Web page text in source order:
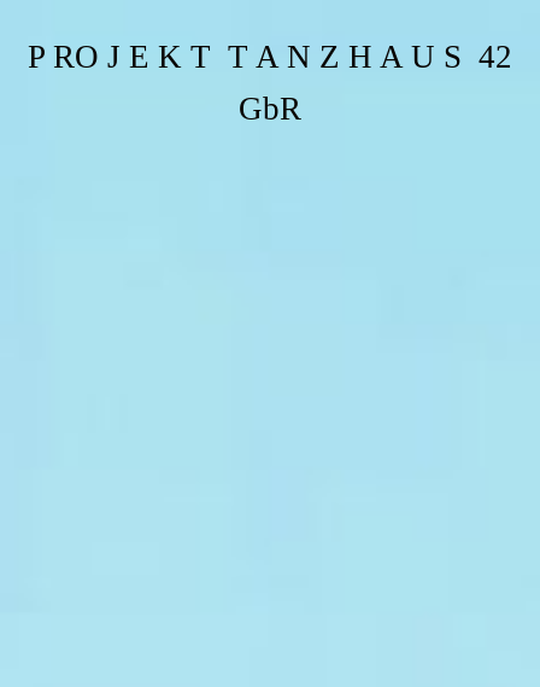
P RO J E K T T A N Z H A U S 42
GbR